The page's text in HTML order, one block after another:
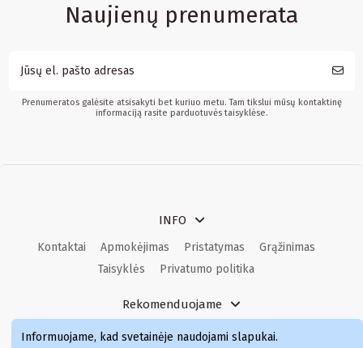
Naujienų prenumerata
Prenumeratos galėsite atsisakyti bet kuriuo metu. Tam tikslui mūsų kontaktinę
informaciją rasite parduotuvės taisyklėse.
INFO
Kontaktai Apmokėjimas Pristatymas
Grąžinimas
Taisyklės
Privatumo politika
Rekomenduojame
Kvepalai Kvepalai moterims
Kvepalai vyrams
Informuojame, kad svetainėje naudojami slapukai.